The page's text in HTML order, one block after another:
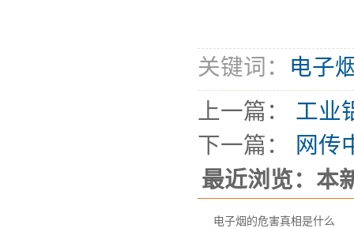
关键词： 电子
上一篇： 工业
下一篇：
网传
最近浏览：本
电子烟的危害真相是什么